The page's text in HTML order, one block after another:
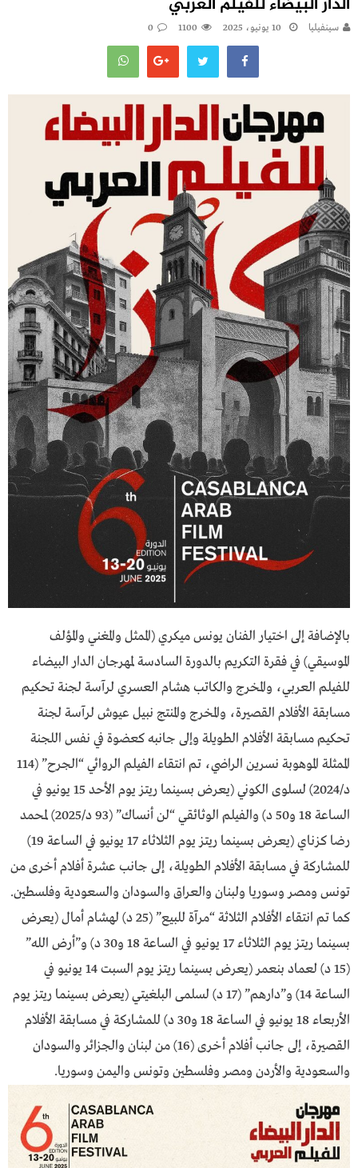
سينفيليا 10 يونيو، 2025 1100
0
بالإضافة إلى اختيار الفنان يونس ميكري (الممثل والمغني والمؤلف
الموسيقي) في فقرة التكريم بالدورة السادسة لمهرجان الدار البيضاء
للفيلم العربي، والمخرج والكاتب هشام العسري لرآسة لجنة تحكيم
مسابقة الأفلام القصيرة، والمخرج والمنتج نبيل عيوش لرآسة لجنة
تحكيم مسابقة الأفلام الطويلة وإلى جانبه كعضوة في نفس اللجنة
الممثلة الموهوبة نسرين الراضي، تم انتقاء الفيلم الروائي “الجرح” (114
د/2024) لسلوى الكوني (يعرض بسينما ريتز يوم الأحد 15 يونيو في
الساعة 18 و50 د) والفيلم الوثائقي “لن أنساك” (93 د/2025) لمحمد
رضا كزناي (يعرض بسينما ريتز يوم الثلاثاء 17 يونيو في الساعة 19)
للمشاركة في مسابقة الأفلام الطويلة، إلى جانب عشرة أفلام أخرى من
تونس ومصر وسوريا ولبنان والعراق والسودان والسعودية وفلسطين.
كما تم انتقاء الأفلام الثلاثة “مرآة للبيع” (25 د) لهشام أمال (يعرض
بسينما ريتز يوم الثلاثاء 17 يونيو في الساعة 18 و30 د) و”أرض الله”
(15 د) لعماد بنعمر (يعرض بسينما ريتز يوم السبت 14 يونيو في
الساعة 14) و”دارهم” (17 د) لسلمى البلغيتي (يعرض بسينما ريتز يوم
الأربعاء 18 يونيو في الساعة 18 و30 د) للمشاركة في مسابقة الأفلام
القصيرة، إلى جانب أفلام أخرى (16) من لبنان والجزائر والسودان
والسعودية والأردن ومصر وفلسطين وتونس واليمن وسوريا.